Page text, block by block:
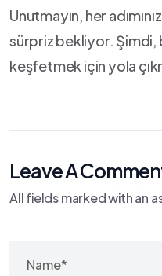
‍Unutmayın, her
sürpriz ⁢bekliyor.
keşfetmek ‍için‍ yola
Leave A
All fields marked with an